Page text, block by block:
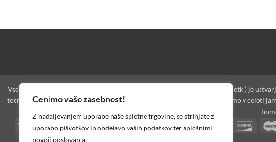
Cenimo vašo zasebnost!
Z nadaljevanjem uporabe naše spletne trgovine, se strinjate z
uporabo piškotkov in obdelavo vaših podatkov ter splošnimi
pogoji poslovanja.
Vse pravice pridržane. Celotna vsebina spletne strani (besedila in videoposnetki) je
točne podatke in slikovno gradivo. Zaradi narave AI tehnologije pa ne moremo v celoti
PayPal MasterCard
AmericanBank
Credit
Dinners